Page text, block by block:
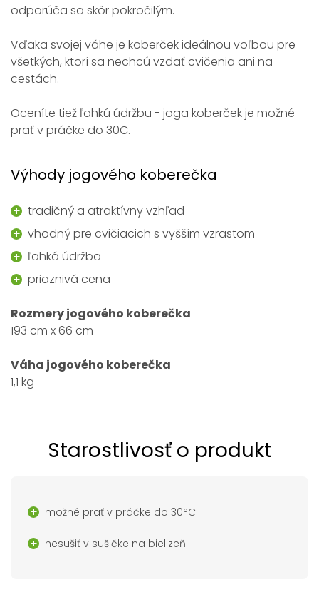
odporúča sa skôr pokročilým.
Vďaka svojej váhe je koberček ideálnou voľbou pre
všetkých, ktorí sa nechcú vzdať cvičenia ani na
cestách.
Oceníte tiež ľahkú údržbu - joga koberček je možné
prať v práčke do 30C.
Výhody jogového koberečka
tradičný a atraktívny vzhľad
vhodný pre cvičiacich s vyšším vzrastom
ľahká údržba
priaznivá cena
Rozmery jogového koberečka
193 cm x 66 cm
Váha jogového koberečka
1,1 kg
Starostlivosť o produkt
možné prať v práčke do 30°C
nesušiť v sušičke na bielizeň